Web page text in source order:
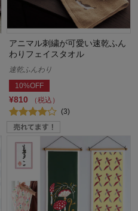
アニマル刺繍が可愛い速乾ふん
わりフェイスタオル
速乾ふんわり
10%OFF
¥810
（税込）
(3)